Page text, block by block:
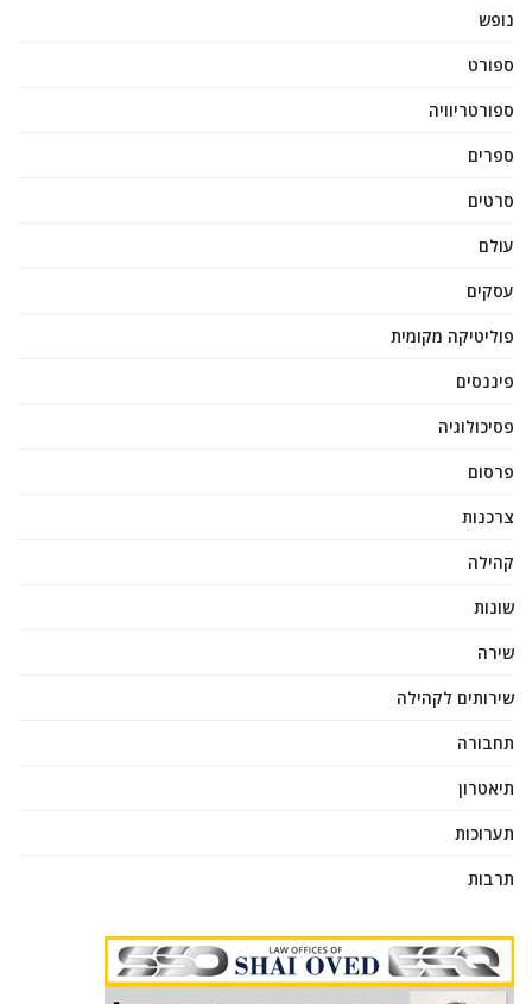
נופש
ספורט
ספורטריוויה
ספרים
סרטים
עולם
עסקים
פוליטיקה מקומית
פיננסים
פסיכולוגיה
פרסום
צרכנות
קהילה
שונות
שירה
שירותים לקהילה
תחבורה
תיאטרון
תערוכות
תרבות